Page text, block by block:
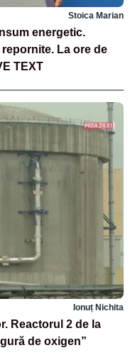
Stoica Marian
energetic.
La ore de
TEXT
Ionuț Nichita
Reactorul 2 de la
de oxigen”